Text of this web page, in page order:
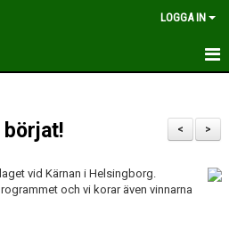
LOGGA IN
>
<
börjat!
vid Kärnan i Helsingborg.
och vi korar även vinnarna